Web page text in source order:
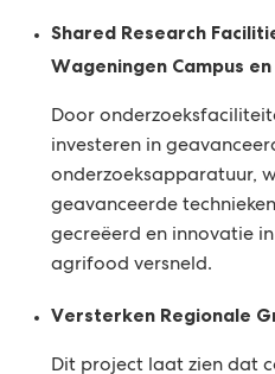
Shared Research
Wageningen Campus
Door
investeren in
onderzoeksapparatuur,
geavanceerde
gecreëerd en innovatie
agrifood versneld.
Versterken Regionale
Dit project laat zien dat